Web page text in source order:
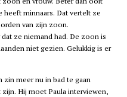
minnaars. Dat vertelt ze
van zijn zoon.
ze niemand had. De zoon is
niet gezien. Gelukkig is er
zin meer nu in bad te gaan
Hij moet Paula interviewen,